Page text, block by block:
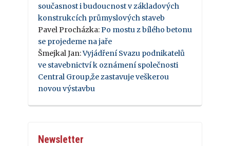
současnost i budoucnost v základových
konstrukcích průmyslových staveb
Pavel Procházka: Po mostu z bílého betonu
se projedeme na jaře
Šmejkal Jan:Vyjádření Svazu podnikatelů
ve stavebnictví k oznámení společnosti
Central Group,že zastavuje veškerou
novou výstavbu
Newsletter